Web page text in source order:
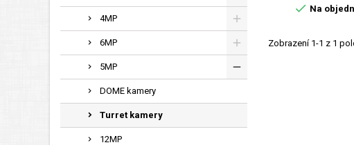
4MP
6MP
5MP
DOME kamery
Turret kamery
12MP
 Na
Zobrazení 1-1 z 1